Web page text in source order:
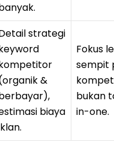
strategi
&
biaya
Fokus
sempit
bukan
in-one.